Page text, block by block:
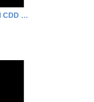
Evidencia II, contenido III CDD Nivel B